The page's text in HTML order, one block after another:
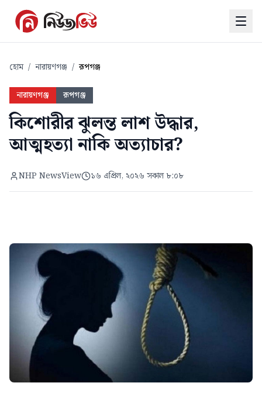
হোম / নারায়ণগঞ্জ / রূপগঞ্জ
নারায়ণগঞ্জ রূপগঞ্জ
কিশোরীর ঝুলন্ত লাশ উদ্ধার,
আত্মহত্যা নাকি অত্যাচার?
NHP NewsView ১৬ এপ্রিল, ২০২৬ সকাল ৮:০৮